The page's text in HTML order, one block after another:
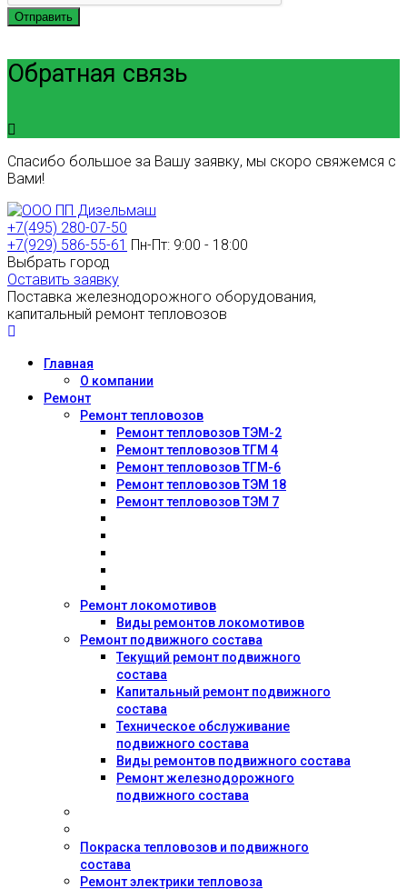
Отправить
Обратная связь
Спасибо большое за Вашу заявку, мы скоро свяжемся с
Вами!
+7(495) 280-07-50
+7(929) 586-55-61 Пн-Пт: 9:00 - 18:00
Выбрать город
Оставить заявку
Поставка железнодорожного оборудования,
капитальный ремонт тепловозов
Главная
О компании
Ремонт
Ремонт тепловозов
Ремонт тепловозов ТЭМ-2
Ремонт тепловозов ТГМ 4
Ремонт тепловозов ТГМ-6
Ремонт тепловозов ТЭМ 18
Ремонт тепловозов ТЭМ 7
Ремонт локомотивов
Виды ремонтов локомотивов
Ремонт подвижного состава
Текущий ремонт подвижного
состава
Капитальный ремонт подвижного
состава
Техническое обслуживание
подвижного состава
Виды ремонтов подвижного состава
Ремонт железнодорожного
подвижного состава
Покраска тепловозов и подвижного
состава
Ремонт электрики тепловоза